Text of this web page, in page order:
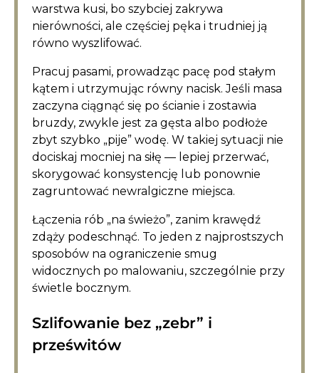
warstwa kusi, bo szybciej zakrywa
nierówności, ale częściej pęka i trudniej ją
równo wyszlifować.
Pracuj pasami, prowadząc pacę pod stałym
kątem i utrzymując równy nacisk. Jeśli masa
zaczyna ciągnąć się po ścianie i zostawia
bruzdy, zwykle jest za gęsta albo podłoże
zbyt szybko „pije” wodę. W takiej sytuacji nie
dociskaj mocniej na siłę — lepiej przerwać,
skorygować konsystencję lub ponownie
zagruntować newralgiczne miejsca.
Łączenia rób „na świeżo”, zanim krawędź
zdąży podeschnąć. To jeden z najprostszych
sposobów na ograniczenie smug
widocznych po malowaniu, szczególnie przy
świetle bocznym.
Szlifowanie bez „zebr” i
prześwitów